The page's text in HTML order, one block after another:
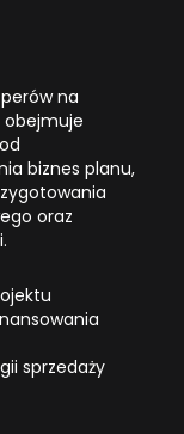
na
obejmuje
biznes planu,
oraz
sprzedaży